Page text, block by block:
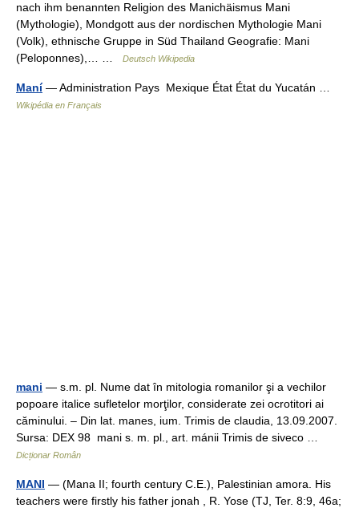
nach ihm benannten Religion des Manichäismus Mani
(Mythologie), Mondgott aus der nordischen Mythologie Mani
(Volk), ethnische Gruppe in Süd Thailand Geografie: Mani
(Peloponnes),… …
Deutsch Wikipedia
Maní— Administration Pays Mexique État État du Yucatán …
Wikipédia en Français
mani — s.m. pl. Nume dat în mitologia romanilor şi a vechilor
popoare italice sufletelor morţilor, considerate zei ocrotitori ai
căminului. – Din lat. manes, ium. Trimis de claudia, 13.09.2007.
Sursa: DEX 98 mani s. m. pl., art. mánii Trimis de siveco …
Dicționar Român
MANI — (Mana II; fourth century C.E.), Palestinian amora. His
teachers were firstly his father jonah , R. Yose (TJ, Ter. 8:9, 46a;